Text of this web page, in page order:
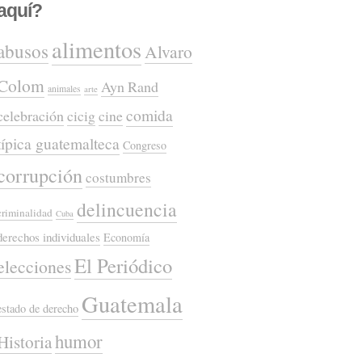
alimentosAlvaro
animales arte Ayn Rand
cicig cine comida
guatemalteca Congreso
costumbres
Cuba delincuencia
individuales Economía
El Periódico
de derecho Guatemala
humor